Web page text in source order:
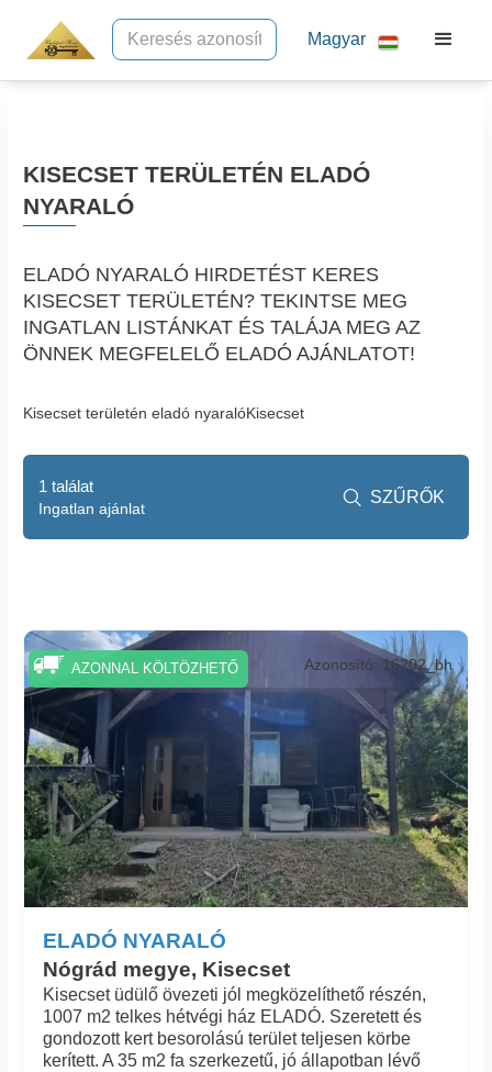
Magyar
KISECSET TERÜLETÉN ELADÓ
NYARALÓ
ELADÓ NYARALÓ HIRDETÉST KERES
KISECSET TERÜLETÉN? TEKINTSE MEG
INGATLAN LISTÁNKAT ÉS TALÁJA MEG AZ
ÖNNEK MEGFELELŐ ELADÓ AJÁNLATOT!
Kisecset területén eladó nyaralóKisecset
ELADÓ NYARALÓ
Nógrád megye, Kisecset
Azonosító: 16202_bh
Kisecset üdülő övezeti jól megközelíthető részén,
1007 m2 telkes hétvégi ház ELADÓ. Szeretett és
gondozott kert besorolású terület teljesen körbe
kerített. A 35 m2 fa szerkezetű, jó állapotban lévő
AZONNAL KÖLTÖZHETŐ
1 találat
Ingatlan ajánlat
 SZŰRŐK